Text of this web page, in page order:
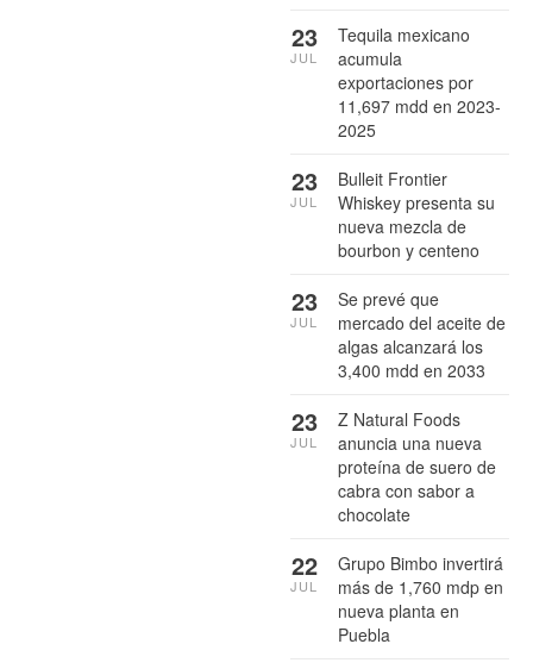
Tequila mexicano
acumula
exportaciones por
11,697 mdd en 2023-
2025
23
JUL
Bulleit Frontier
Whiskey presenta su
nueva mezcla de
bourbon y centeno
23
JUL
Se prevé que
mercado del aceite de
algas alcanzará los
3,400 mdd en 2033
23
JUL
Z Natural Foods
anuncia una nueva
proteína de suero de
cabra con sabor a
chocolate
23
JUL
Grupo Bimbo invertirá
más de 1,760 mdp en
nueva planta en
Puebla
22
JUL